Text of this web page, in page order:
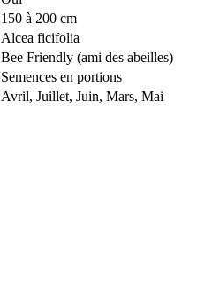
150 à 200 cm
Alcea ficifolia
Bee Friendly (ami des abeilles)
Semences en portions
Avril, Juillet, Juin, Mars, Mai